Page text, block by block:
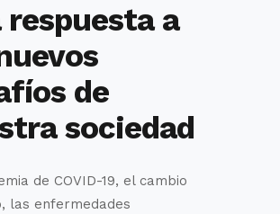
respuesta a
de
sociedad
de COVID-19, el cambio
las enfermedades